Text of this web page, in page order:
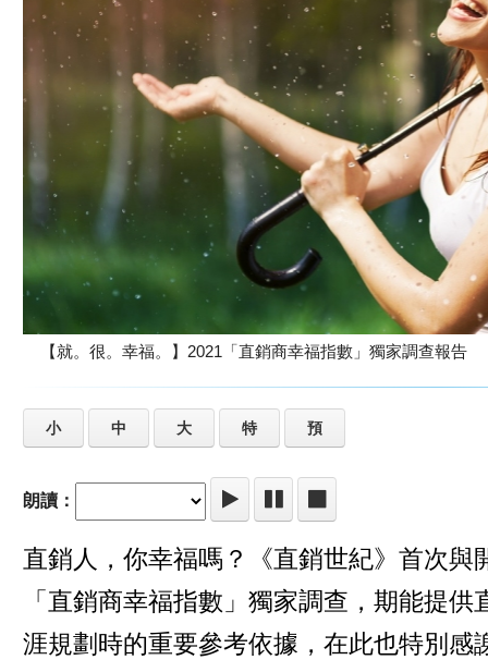
【就。很。幸福。】2021「直銷商幸福指數」獨家調查報告
小 中 大 特 預
朗讀：
直銷人，你幸福嗎？《直銷世紀》首次與
「直銷商幸福指數」獨家調查，期能提
涯規劃時的重要參考依據，在此也特別感